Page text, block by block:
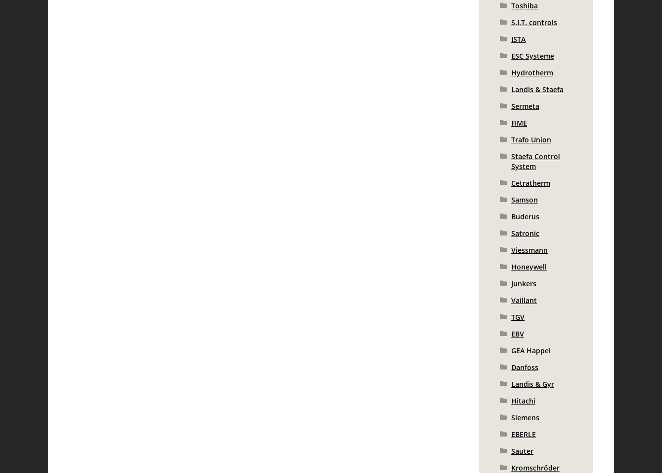
Toshiba
S.I.T. controls
ISTA
ESC Systeme
Hydrotherm
Landis & Staefa
Sermeta
FIME
Trafo Union
Staefa Control
System
Cetratherm
Samson
Buderus
Satronic
Viessmann
Honeywell
Junkers
Vaillant
TGV
EBV
GEA Happel
Danfoss
Landis & Gyr
Hitachi
Siemens
EBERLE
Sauter
Kromschröder